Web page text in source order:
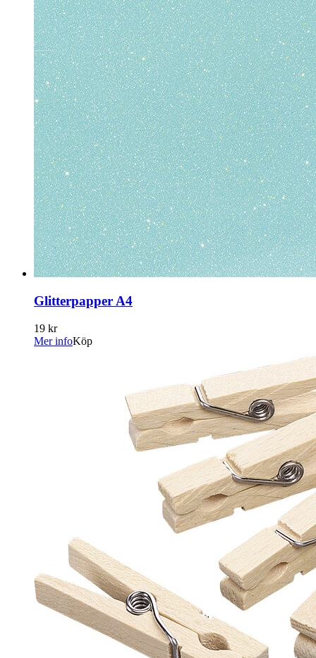
Glitterpapper A4
19 kr
Mer infoKöp